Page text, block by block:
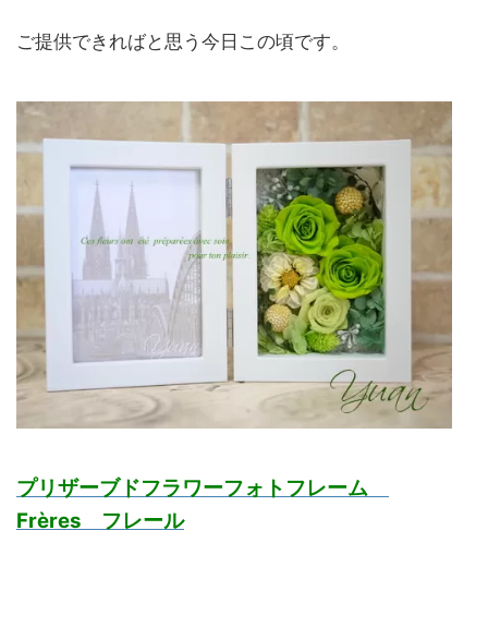
ご提供できればと思う今日この頃です。
プリザーブドフラワーフォトフレーム
Frères フレール